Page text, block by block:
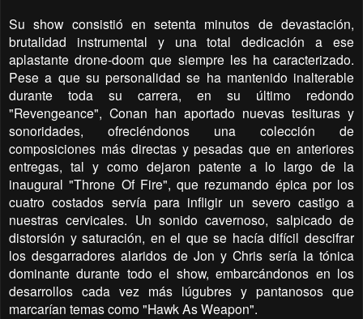
Su show consistió en setenta minutos de devastación,
brutalidad instrumental y una total dedicación a ese
aplastante drone-doom que siempre les ha caracterizado.
Pese a que su personalidad se ha mantenido inalterable
durante toda su carrera, en su último redondo
"Revengeance", Conan han aportado nuevas tesituras y
sonoridades, ofreciéndonos una colección de
composiciones más directas y pesadas que en anteriores
entregas, tal y como dejaron patente a lo largo de la
inaugural "Throne Of Fire", que rezumando épica por los
cuatro costados servía para infligir un severo castigo a
nuestras cervicales. Un sonido cavernoso, salpicado de
distorsión y saturación, en el que se hacía difícil descifrar
los desgarradores alaridos de Jon y Chris sería la tónica
dominante durante todo el show, embarcándonos en los
desarrollos cada vez más lúgubres y pantanosos que
marcarían temas como "Hawk As Weapon".